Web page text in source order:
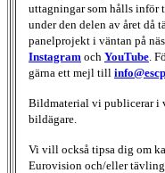
uttagningar som hålls inför
under den delen av året då
panelprojekt i väntan på
Instagram och YouTube .
gärna ett mejl till
Bildmaterial vi publicerar i
bildägare.
Vi vill också tipsa dig om
Eurovision och/eller